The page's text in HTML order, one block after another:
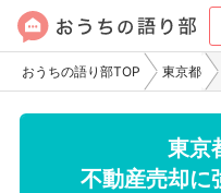
おうちの語り部TOP 東京都
東京
不動産売却に